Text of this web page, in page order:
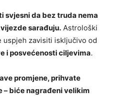
svjesni da bez truda nema
sarađuju. Astrološki
uspjeh zavisiti isključivo od
i posvećenosti ciljevima.
promjene, prihvate
– biće nagrađeni velikim